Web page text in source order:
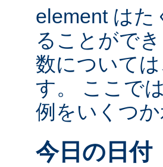
element は
ることがで
数について
す。 ここで
例をいくつか
今日の日付